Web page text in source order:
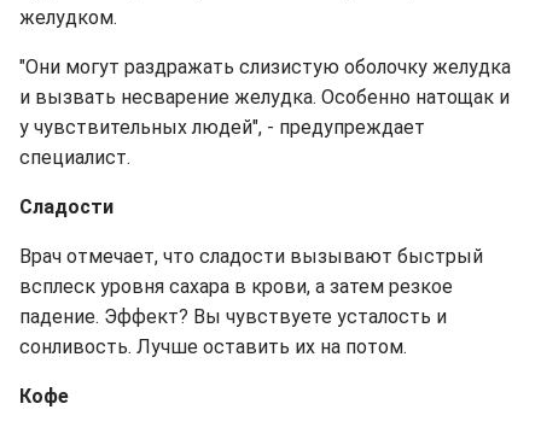
желудком.
"Они могут раздражать слизистую оболочку желудка
и вызвать несварение желудка. Особенно натощак и
у чувствительных людей", - предупреждает
специалист.
Сладости
Врач отмечает, что сладости вызывают быстрый
всплеск уровня сахара в крови, а затем резкое
падение. Эффект? Вы чувствуете усталость и
сонливость. Лучше оставить их на потом.
Кофе